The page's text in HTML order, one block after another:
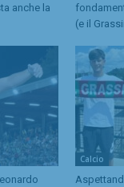
anche la
(e il
Calcio